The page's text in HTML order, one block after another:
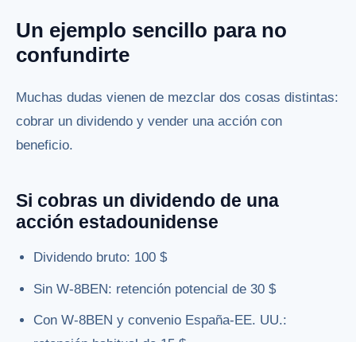
Un ejemplo sencillo para no
confundirte
Muchas dudas vienen de mezclar dos cosas distintas:
cobrar un dividendo y vender una acción con
beneficio.
Si cobras un dividendo de una
acción estadounidense
Dividendo bruto: 100 $
Sin W-8BEN: retención potencial de 30 $
Con W-8BEN y convenio España-EE. UU.: